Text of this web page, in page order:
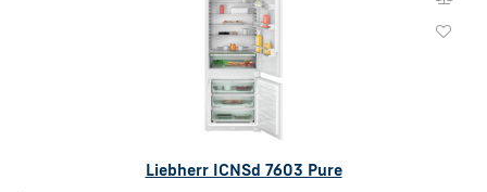
Liebherr ICNSd 7603 Pure